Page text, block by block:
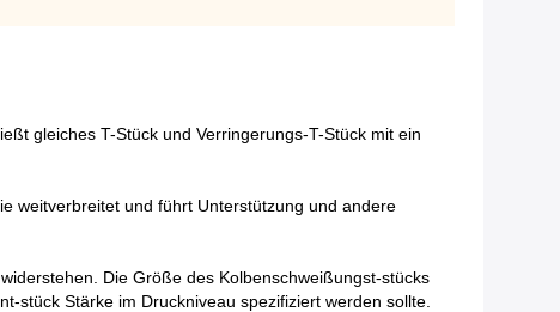
gleiches T-Stück und Verringerungs-T-Stück mit ein
weitverbreitet und führt Unterstützung und andere
Die Größe des Kolbenschweißungst-stücks
stück Stärke im Druckniveau spezifiziert werden sollte.